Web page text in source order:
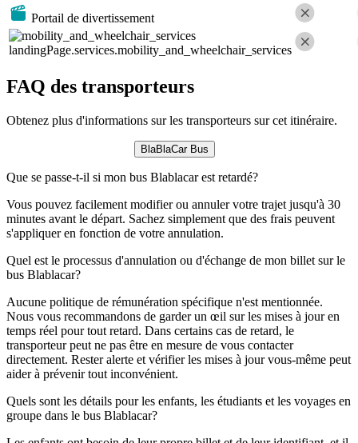
Portail de divertissement
landingPage.services.mobility_and_wheelchair_services
FAQ des transporteurs
Obtenez plus d'informations sur les transporteurs sur cet itinéraire.
BlaBlaCar Bus
Que se passe-t-il si mon bus Blablacar est retardé?
Vous pouvez facilement modifier ou annuler votre trajet jusqu'à 30
minutes avant le départ. Sachez simplement que des frais peuvent
s'appliquer en fonction de votre annulation.
Quel est le processus d'annulation ou d'échange de mon billet sur le
bus Blablacar?
Aucune politique de rémunération spécifique n'est mentionnée.
Nous vous recommandons de garder un œil sur les mises à jour en
temps réel pour tout retard. Dans certains cas de retard, le
transporteur peut ne pas être en mesure de vous contacter
directement. Rester alerte et vérifier les mises à jour vous-même peut
aider à prévenir tout inconvénient.
Quels sont les détails pour les enfants, les étudiants et les voyages en
groupe dans le bus Blablacar?